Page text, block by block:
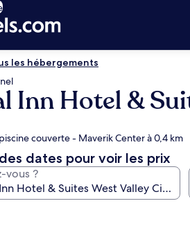
les hébergements
Inn Hotel &
couverte - Maverik Center à 0,4 km
dates pour voir les prix
vous ?